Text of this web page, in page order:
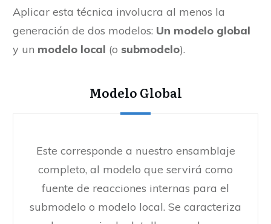
Aplicar esta técnica involucra al menos la
generación de dos modelos: Un modelo global
y un modelo local (o submodelo).
Modelo Global
Este corresponde a nuestro ensamblaje
completo, al modelo que servirá como
fuente de reacciones internas para el
submodelo o modelo local. Se caracteriza